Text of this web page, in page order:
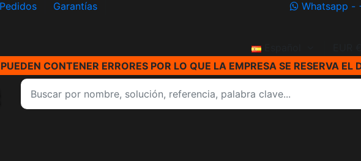
Pedidos Garantías Whatsapp
Español
CONTENER ERRORES POR LO QUE LA EMPRESA SE RESERVA